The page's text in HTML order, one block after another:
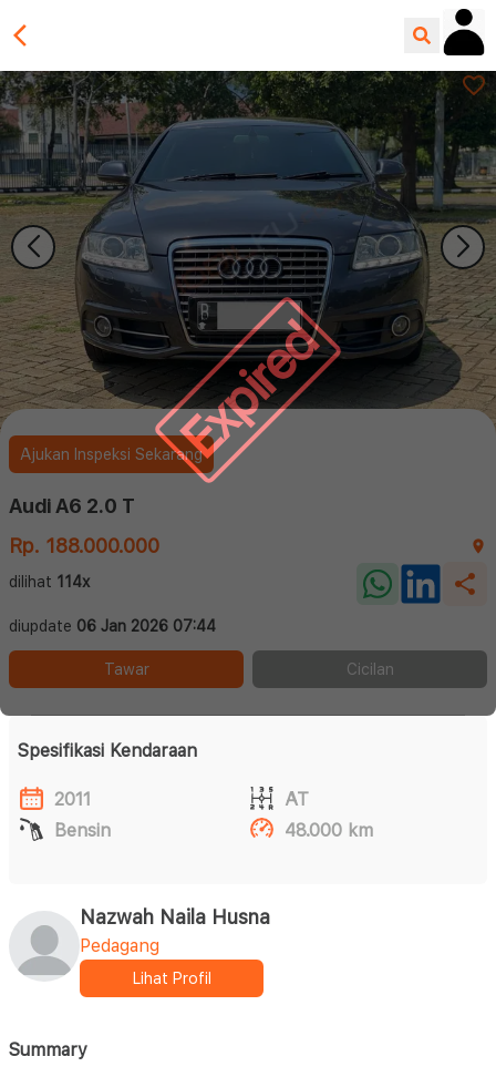
Expired
Ajukan Inspeksi Sekarang
Audi A6 2.0 T
Rp. 188.000.000
dilihat 114x
diupdate 06 Jan 2026 07:44
Tawar Cicilan
Spesifikasi Kendaraan
2011
AT
Bensin
48.000 km
Nazwah Naila Husna
Pedagang
Lihat Profil
Summary